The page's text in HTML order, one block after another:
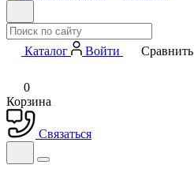
Каталог Войти Сравнить
0
Корзина
Связаться